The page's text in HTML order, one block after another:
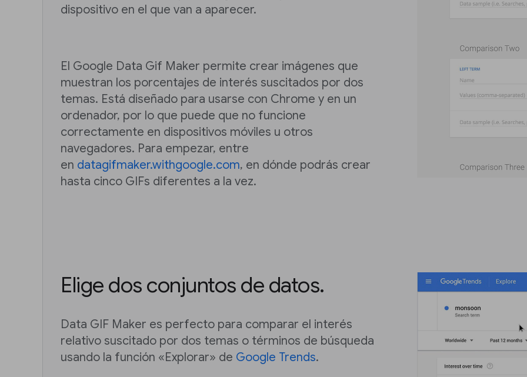
dispositivo en el que van a aparecer.
El Google Data Gif Maker permite crear imágenes que
muestran los porcentajes de interés suscitados por dos
temas. Está diseñado para usarse con Chrome y en un
ordenador, por lo que puede que no funcione
correctamente en dispositivos móviles u otros
navegadores. Para empezar, entre
en datagifmaker.withgoogle.com, en dónde podrás crear
hasta cinco GIFs diferentes a la vez.
Elige dos conjuntos de datos.
Data GIF Maker es perfecto para comparar el interés
relativo suscitado por dos temas o términos de búsqueda
usando la función «Explorar» de Google Trends.